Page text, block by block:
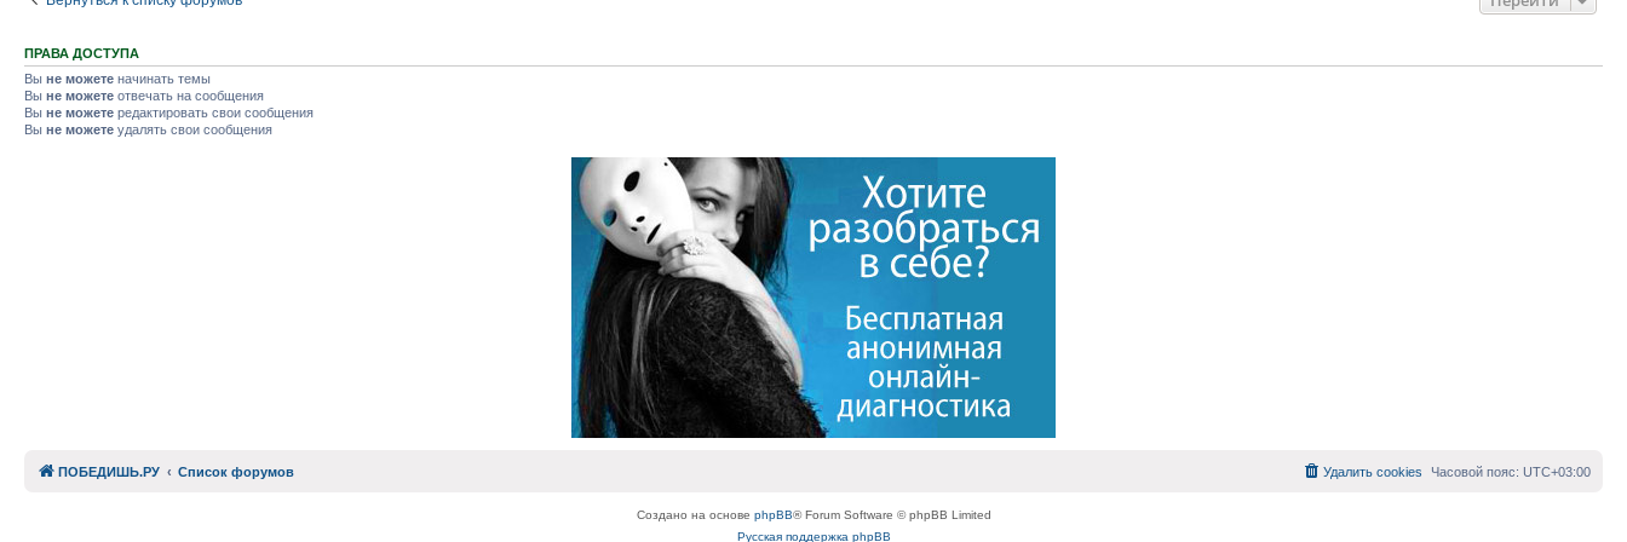
ПРАВА ДОСТУПА
Вы не можете начинать темы
Вы не можете отвечать на сообщения
Вы не можете редактировать свои сообщения
Вы не можете удалять свои сообщения
ПОБЕДИШЬ.РУ Список форумов Часовой пояс: UTC+03:00
Удалить cookies
Создано на основе phpBB® Forum Software © phpBB Limited
Русская поддержка phpBB